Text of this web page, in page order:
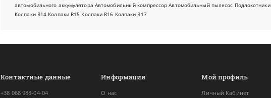
автомобильного аккумулятора Автомобильный компрессор Автомобильный пылесос Подлокотники
Колпаки R14 Колпаки R15 Колпаки R16 Колпаки R17
Контактные данные
+38 068 988-04-04
Информация
О нас
Мой профиль
Личный Кабинет